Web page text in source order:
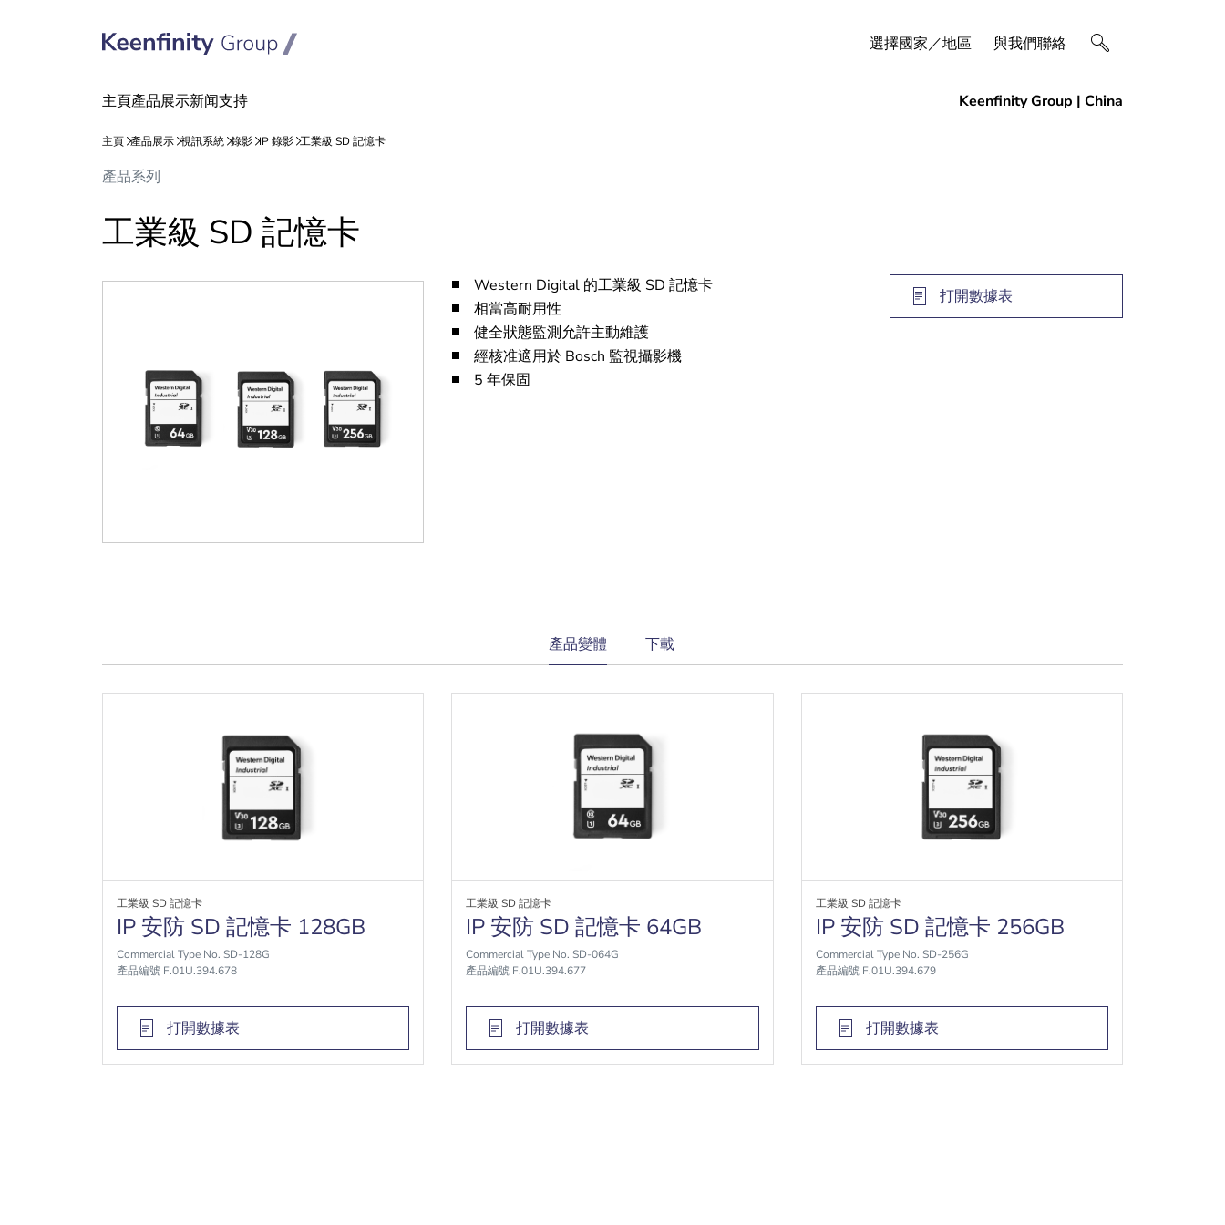
選擇國家／地區 與我們聯絡
產品系列
工業級 SD 記憶卡
Western Digital 的工業級 SD 記憶卡
相當高耐用性
健全狀態監測允許主動維護
經核准適用於 Bosch 監視攝影機
5 年保固
打開數據表
current
tab:
產品變體 下載
工業級 SD 記憶卡
IP 安防 SD 記憶卡 128GB
Commercial Type No. SD-128G
產品編號 F.01U.394.678
打開數據表
工業級 SD 記憶卡
IP 安防 SD 記憶卡 64GB
Commercial Type No. SD-064G
產品編號 F.01U.394.677
打開數據表
工業級 SD 記憶卡
IP 安防 SD 記憶卡 256GB
Commercial Type No. SD-256G
產品編號 F.01U.394.679
打開數據表